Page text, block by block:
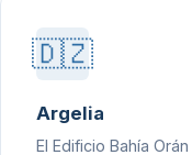
🇩🇿
Argelia
El Edificio Bahía